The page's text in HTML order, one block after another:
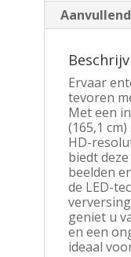
Ervaar
tevoren
Met een
(165,1
HD-
biedt
beelden
de LED-
geniet u
en een
ideaal